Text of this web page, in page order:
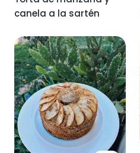
canela a la sartén